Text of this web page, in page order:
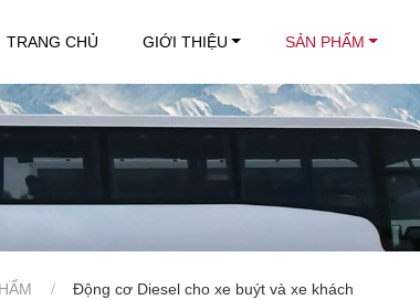
TRANG CHỦ GIỚI THIỆU SẢN PHẨM
Động cơ Diesel cho xe buýt và xe khách